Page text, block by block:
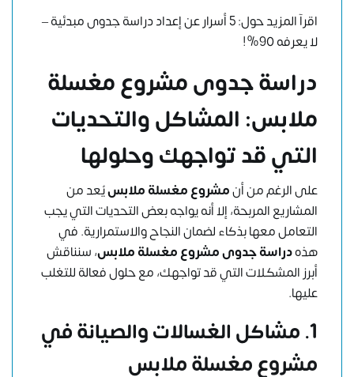
اقرآ المزيد حول:
5 أسرار عن إعداد دراسة جدوى مبدئية –
لا يعرفه 90%!
دراسة جدوى مشروع مغسلة
ملابس: المشاكل والتحديات
التي قد تواجهك وحلولها
على الرغم من أنمشروع مغسلة ملابسيُعد من
المشاريع المربحة، إلا أنه يواجه بعض التحديات التي يجب
التعامل معها بذكاء لضمان النجاح والاستمرارية. في
هذهدراسة جدوى مشروع مغسلة ملابس، سنناقش
أبرز المشكلات التي قد تواجهك، مع حلول فعالة للتغلب
عليها.
1. مشاكل الغسالات والصيانة في
مشروع مغسلة ملابس